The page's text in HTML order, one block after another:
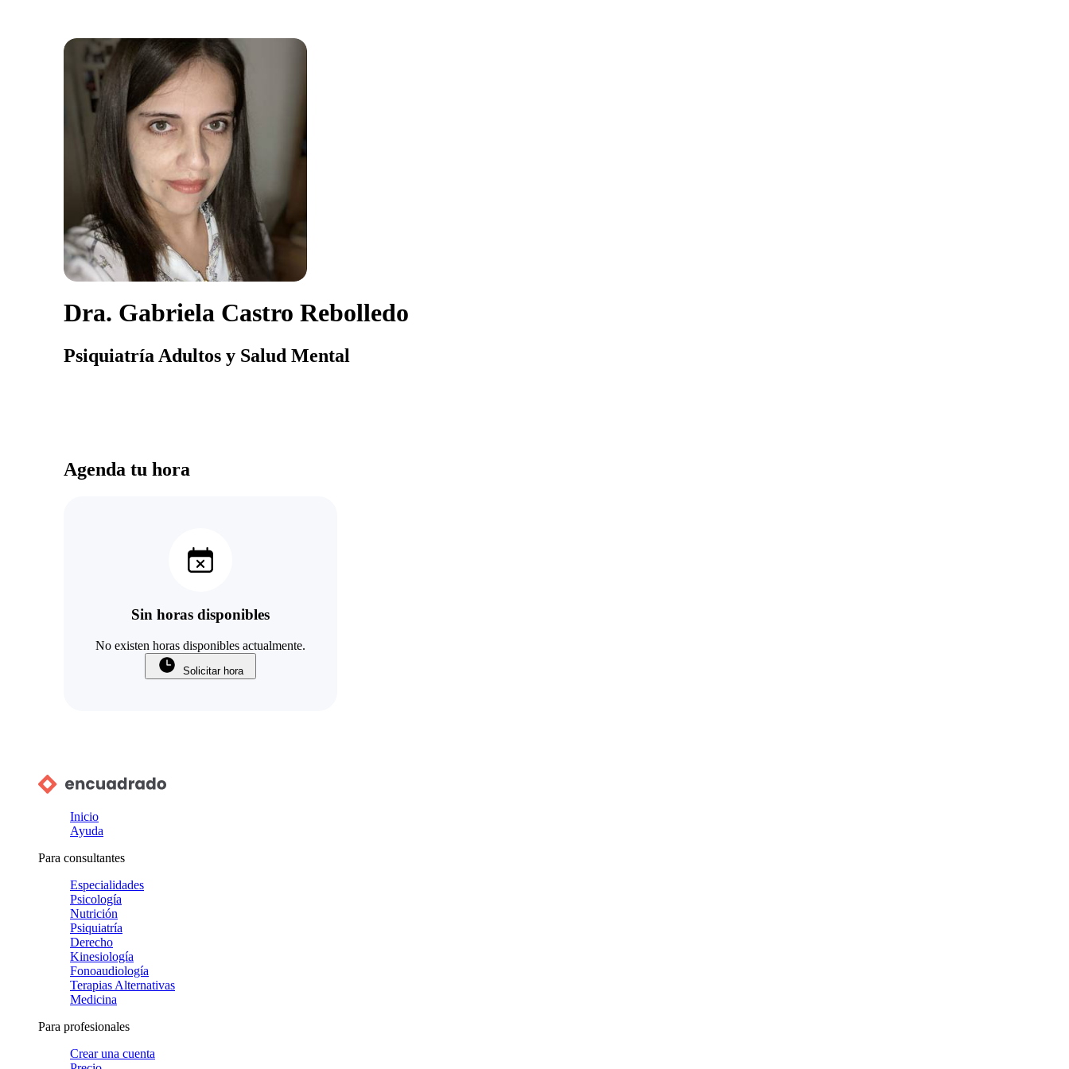
Dra. Gabriela Castro Rebolledo
Psiquiatría Adultos y Salud Mental
Agenda tu hora
Sin horas disponibles
No existen horas disponibles actualmente.
Solicitar hora
Inicio
Ayuda
Para consultantes
Especialidades
Psicología
Nutrición
Psiquiatría
Derecho
Kinesiología
Fonoaudiología
Terapias Alternativas
Medicina
Para profesionales
Crear una cuenta